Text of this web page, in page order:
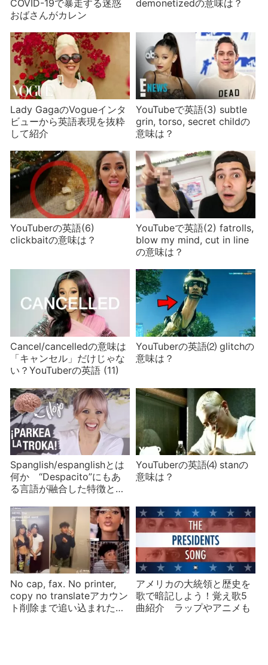
COVID-19で暴走する迷惑
おばさんがカレン
demonetizedの意味は？
Lady GagaのVogueインタ
ビューから英語表現を抜粋
して紹介
YouTubeで英語(3) subtle
grin, torso, secret childの
意味は？
YouTuberの英語(6)
clickbaitの意味は？
YouTubeで英語(2) fatrolls,
blow my mind, cut in line
の意味は？
Cancel/cancelledの意味は
「キャンセル」だけじゃな
い？YouTuberの英語 (11)
YouTuberの英語⑵ glitchの
意味は？
Spanglish/espanglishとは
何か “Despacito”にもあ
る言語が融合した特徴と
YouTuberの英語⑷ stanの
意味は？
No cap, fax. No printer,
copy no translateアカウン
ト削除まで追い込まれた
アメリカの大統領と歴史を
歌で暗記しよう！覚え歌5
曲紹介 ラップやアニメも